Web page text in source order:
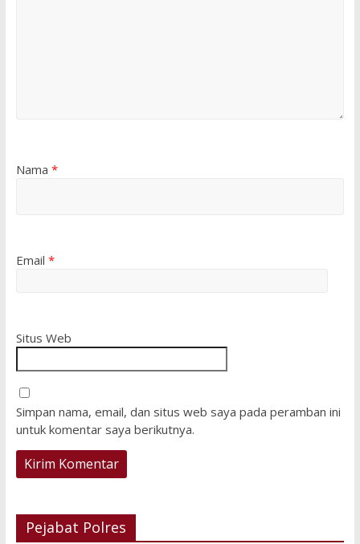
Nama *
Email *
Situs Web
Simpan nama, email, dan situs web saya pada peramban ini
untuk komentar saya berikutnya.
Pejabat Polres